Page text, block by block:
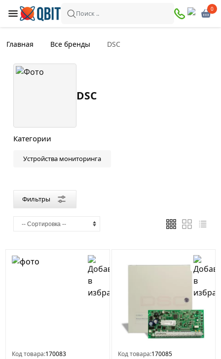
Поиск ..
0
Главная Все бренды DSC
DSC
Категории
Устройства мониторинга
Фильтры
Фильтры
наличии
скидкой
—
Белый
Черный
производителя
Код товара:170083 Код товара:170085